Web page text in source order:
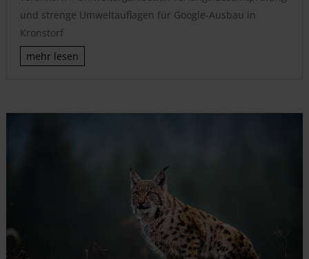
und strenge Umweltauflagen für Google-Ausbau in
Kronstorf
mehr lesen